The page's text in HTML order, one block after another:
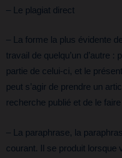
– Le plagiat direct
– La forme la plus évidente
travail de quelqu’un d’autre
partie de celui-ci, et le
peut s’agir de prendre un
recherche publié et de le
– La paraphrase, la
courant. Il se produit lorsque